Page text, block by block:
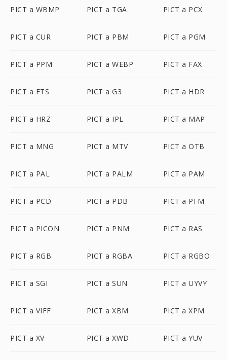
PICT a WBMP PICT a TGA PICT a PCX
PICT a CUR PICT a PBM PICT a PGM
PICT a PPM PICT a WEBP PICT a FAX
PICT a FTS PICT a G3 PICT a HDR
PICT a HRZ PICT a IPL PICT a MAP
PICT a MNG PICT a MTV PICT a OTB
PICT a PAL PICT a PALM PICT a PAM
PICT a PCD PICT a PDB PICT a PFM
PICT a PICON PICT a PNM PICT a RAS
PICT a RGB PICT a RGBA PICT a RGBO
PICT a SGI PICT a SUN PICT a UYVY
PICT a VIFF PICT a XBM PICT a XPM
PICT a XV PICT a XWD PICT a YUV